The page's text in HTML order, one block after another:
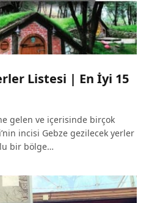
Listesi | En İyi 15
gelen ve içerisinde birçok
incisi Gebze gezilecek yerler
bir bölge…